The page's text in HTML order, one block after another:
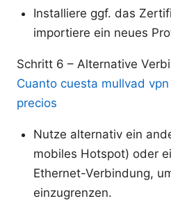
Installiere ggf. das
importiere ein neues
Schritt 6 – Alternative
Cuanto cuesta mullvad
precios
Nutze alternativ ein
mobiles Hotspot) oder
Ethernet-Verbindung,
einzugrenzen.